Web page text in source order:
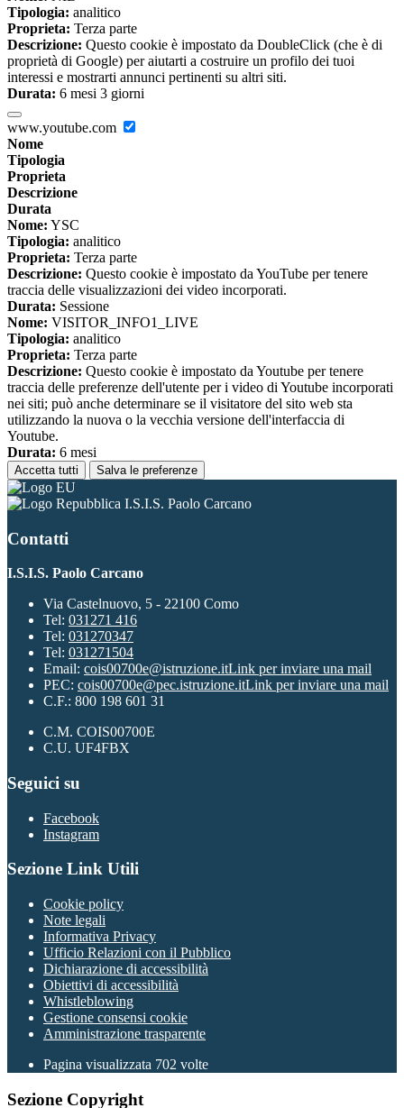
Tipologia: analitico
Proprieta: Terza parte
Descrizione: Questo cookie è impostato da DoubleClick (che è di
proprietà di Google) per aiutarti a costruire un profilo dei tuoi
interessi e mostrarti annunci pertinenti su altri siti.
Durata: 6 mesi 3 giorni
www.youtube.com
Nome
Tipologia
Proprieta
Descrizione
Durata
Nome: YSC
Tipologia: analitico
Proprieta: Terza parte
Descrizione: Questo cookie è impostato da YouTube per tenere
traccia delle visualizzazioni dei video incorporati.
Durata: Sessione
Nome: VISITOR_INFO1_LIVE
Tipologia: analitico
Proprieta: Terza parte
Descrizione: Questo cookie è impostato da Youtube per tenere
traccia delle preferenze dell'utente per i video di Youtube incorporati
nei siti; può anche determinare se il visitatore del sito web sta
utilizzando la nuova o la vecchia versione dell'interfaccia di
Youtube.
Durata: 6 mesi
Accetta tutti Salva le preferenze
I.S.I.S. Paolo Carcano
Contatti
I.S.I.S. Paolo Carcano
Via Castelnuovo, 5 - 22100 Como
Tel: 031271 416
Tel: 031270347
Tel: 031271504
Email: cois00700e@istruzione.itLink per inviare una mail
PEC: cois00700e@pec.istruzione.itLink per inviare una mail
C.F.: 800 198 601 31
C.M. COIS00700E
C.U. UF4FBX
Seguici su
Facebook
Instagram
Sezione Link Utili
Cookie policy
Note legali
Informativa Privacy
Ufficio Relazioni con il Pubblico
Dichiarazione di accessibilità
Obiettivi di accessibilità
Whistleblowing
Gestione consensi cookie
Amministrazione trasparente
Pagina visualizzata 702 volte
Sezione Copyright